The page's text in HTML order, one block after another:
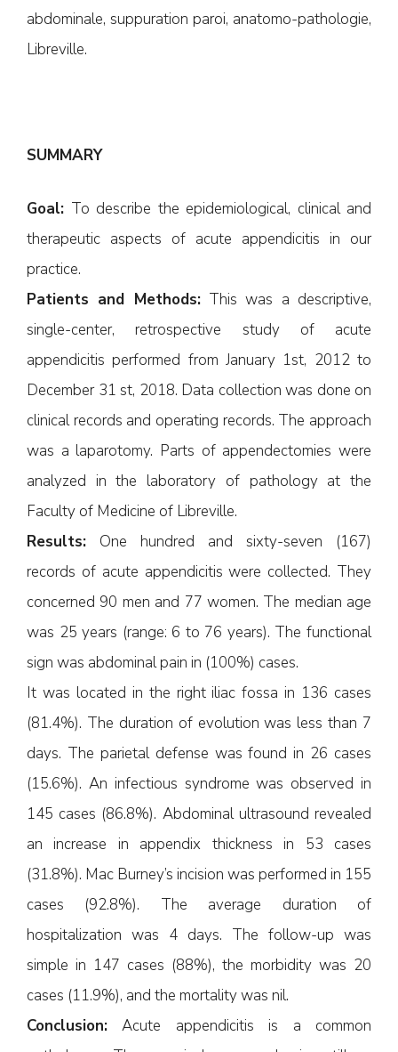
abdominale, suppuration paroi, anatomo-pathologie,
Libreville.
SUMMARY
Goal: To describe the epidemiological, clinical and
therapeutic aspects of acute appendicitis in our
practice.
Patients and Methods:This was a descriptive,
single-center, retrospective study of acute
appendicitis performed from January 1st, 2012 to
December 31 st, 2018. Data collection was done on
clinical records and operating records. The approach
was a laparotomy. Parts of appendectomies were
analyzed in the laboratory of pathology at the
Faculty of Medicine of Libreville.
Results: One hundred and sixty-seven (167)
records of acute appendicitis were collected. They
concerned 90 men and 77 women. The median age
was 25 years (range: 6 to 76 years). The functional
sign was abdominal pain in (100%) cases.
It was located in the right iliac fossa in 136 cases
(81.4%). The duration of evolution was less than 7
days. The parietal defense was found in 26 cases
(15.6%). An infectious syndrome was observed in
145 cases (86.8%). Abdominal ultrasound revealed
an increase in appendix thickness in 53 cases
(31.8%). Mac Burney’s incision was performed in 155
cases (92.8%). The average duration of
hospitalization was 4 days. The follow-up was
simple in 147 cases (88%), the morbidity was 20
cases (11.9%), and the mortality was nil.
Conclusion: Acute appendicitis is a common